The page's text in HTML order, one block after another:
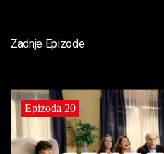
Zadnje Epizode
Epizoda 20